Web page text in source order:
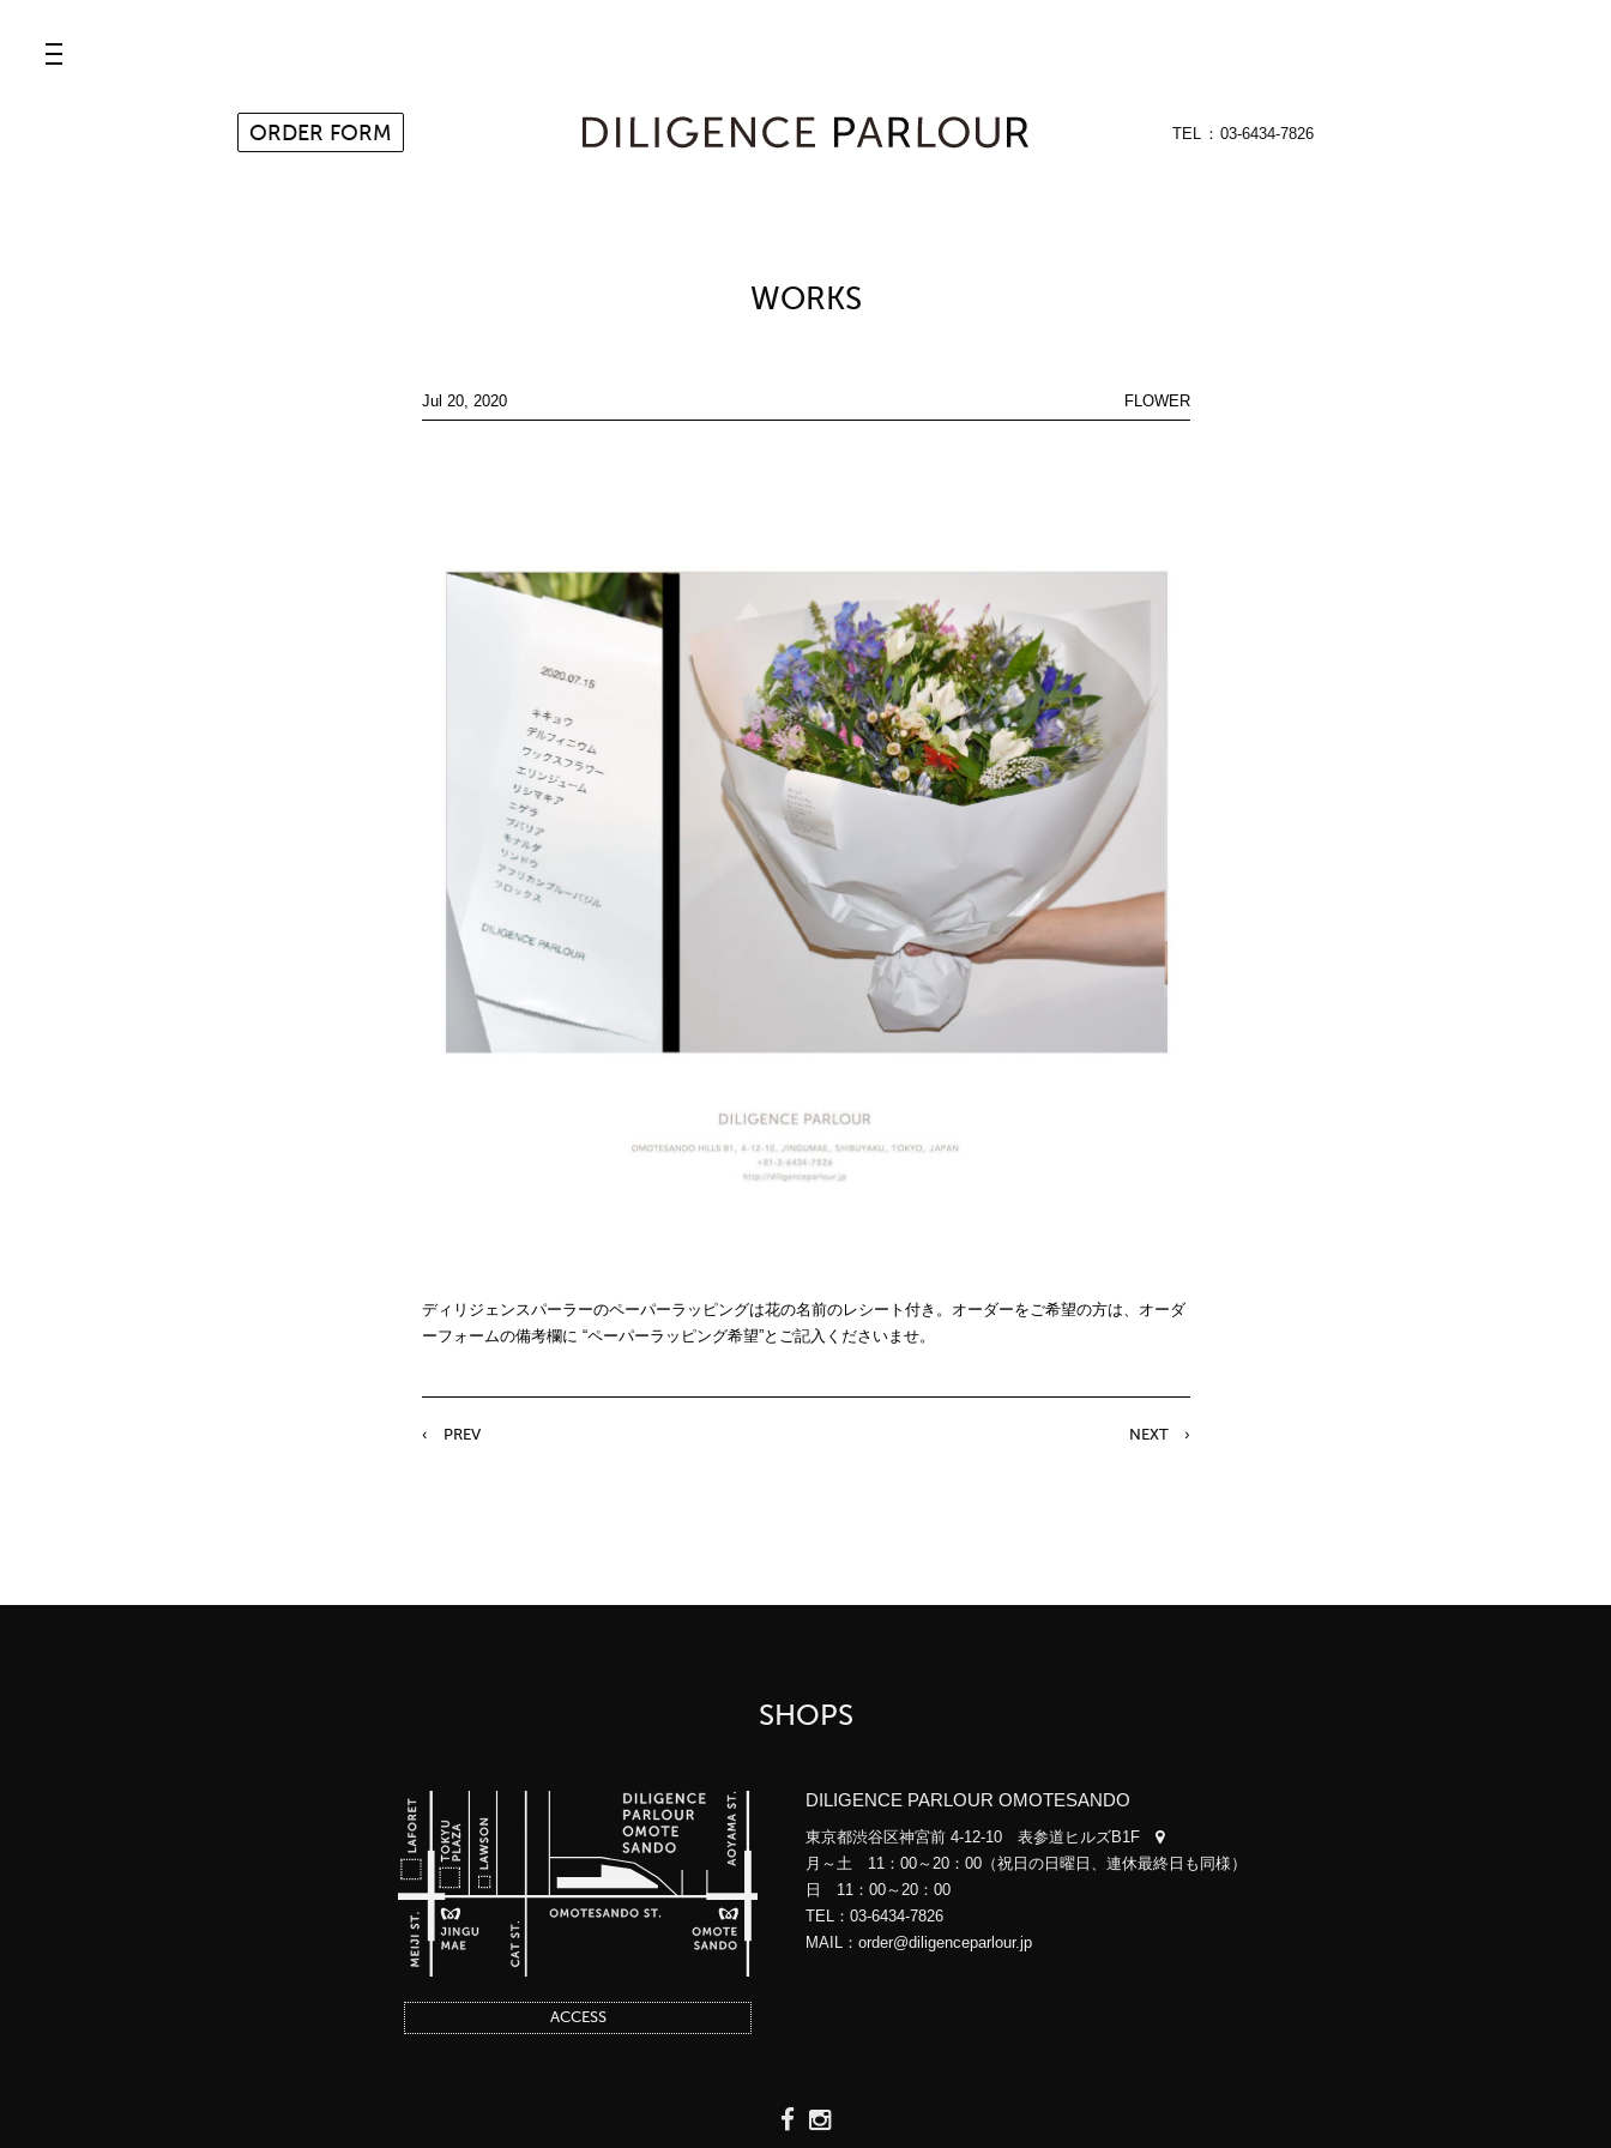
ORDER FORM TEL 03-6434-7826
WORKS
Jul 20, 2020 FLOWER
ディリジェンスパーラーのペーパーラッピングは花の名前のレシート付き。オーダーをご希望の方は、オーダ
ーフォームの備考欄に “ペーパーラッピング希望”とご記入くださいませ。
PREV NEXT
SHOPS
ACCESS
DILIGENCE PARLOUR OMOTESANDO
東京都渋谷区神宮前 4-12-10 表参道ヒルズB1F
月～土 11：00～20：00（祝日の日曜日、連休最終日も同様）
日 11：00～20：00
TEL： 03-6434-7826
MAIL： order@diligenceparlour.jp